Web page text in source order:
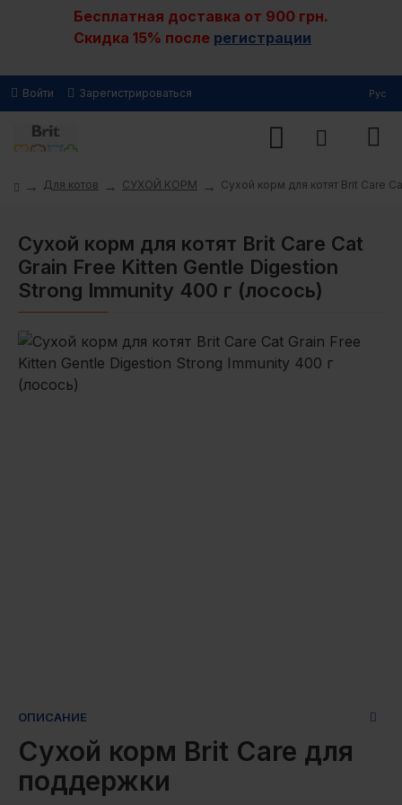
Бесплатная доставка от 900 грн.
Скидка 15% после регистрации
Войти Зарегистрироваться Рус
Для котов СУХОЙ КОРМ Сухой корм для котят Brit Care
Сухой корм для котят Brit Care Cat
Grain Free Kitten Gentle Digestion
Strong Immunity 400 г (лосось)
ОПИСАНИЕ
Сухой корм Brit Care для
поддержки